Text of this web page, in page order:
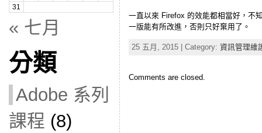
31
« 七月
分類
Adobe 系列
課程 (8)
一直以來 Firefox 的效能都相當好，不
一版能有所改進，否則只好棄用了。
25 五月, 2015 | Category: 資訊管理維
Comments are closed.